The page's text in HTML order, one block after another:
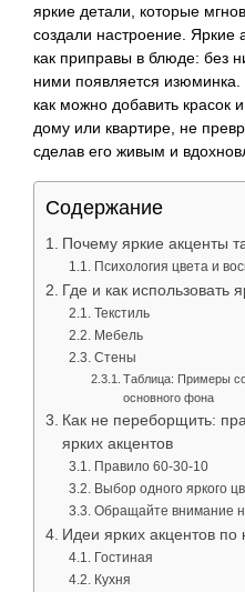
яркие детали, которые
создали настроение. Яркие
как приправы в блюде: без
ними появляется изюминка.
как можно добавить красок
дому или квартире, не
сделав его живым и
Содержание
Почему яркие акценты
Психология цвета и
Где и как использовать
Текстиль
Мебель
Стены
Таблица: Примеры
основного фона
Как не переборщить:
ярких акцентов
Правило 60-30-10
Выбор одного яркого
Обращайте внимание
Идеи ярких акцентов по
Гостиная
Кухня